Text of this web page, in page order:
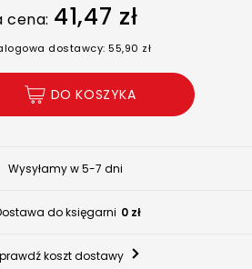
cena: 41,47 zł
dostawcy: 55,90 zł
DO KOSZYKA
Wysyłamy w 5-7 dni
do księgarni 0 zł
koszt dostawy